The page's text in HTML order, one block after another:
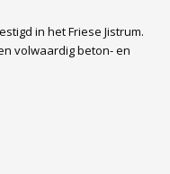
in het Friese Jistrum.
volwaardig beton- en